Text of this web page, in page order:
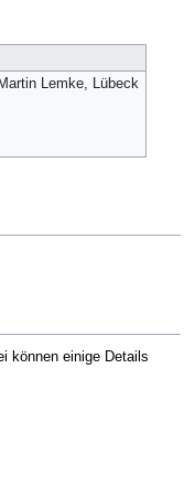
Lemke, Lübeck
können einige Details